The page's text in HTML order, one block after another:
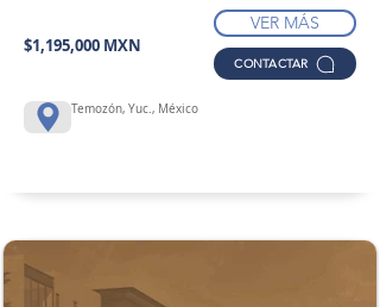
$1,195,000 MXN
VER MÁS
CONTACTAR
Temozón, Yuc., México